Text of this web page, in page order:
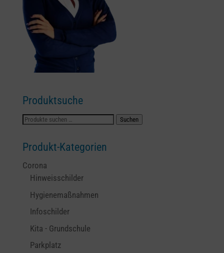
Produktsuche
Suchen
Suchen
Produkt-Kategorien
Corona
Hinweisschilder
Hygienemaßnahmen
Infoschilder
Kita - Grundschule
Parkplatz